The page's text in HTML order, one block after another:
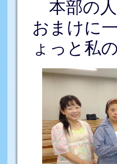
本部の人
おまけに
ょっと私